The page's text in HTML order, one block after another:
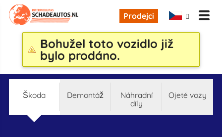
Prodejci
Bohužel toto vozidlo již
bylo prodáno.
škoda demontáž
náhradní
díly
ojeté vozy